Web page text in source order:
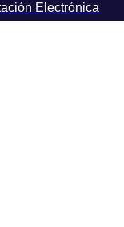
Electrónica